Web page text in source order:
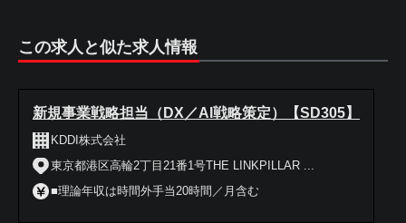
この求人と似た求人情報
新規事業戦略担当（DX／AI戦略策定）【SD305】
KDDI株式会社
東京都港区高輪2丁目21番1号THE LINKPILLAR ...
■理論年収は時間外手当20時間／月含む